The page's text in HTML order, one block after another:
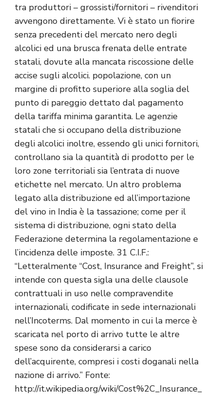
tra produttori – grossisti/fornitori – rivenditori
avvengono direttamente. Vi è stato un fiorire
senza precedenti del mercato nero degli
alcolici ed una brusca frenata delle entrate
statali, dovute alla mancata riscossione delle
accise sugli alcolici. popolazione, con un
margine di profitto superiore alla soglia del
punto di pareggio dettato dal pagamento
della tariffa minima garantita. Le agenzie
statali che si occupano della distribuzione
degli alcolici inoltre, essendo gli unici fornitori,
controllano sia la quantità di prodotto per le
loro zone territoriali sia l’entrata di nuove
etichette nel mercato. Un altro problema
legato alla distribuzione ed all’importazione
del vino in India è la tassazione; come per il
sistema di distribuzione, ogni stato della
Federazione determina la regolamentazione e
l’incidenza delle imposte. 31 C.I.F.:
“Letteralmente “Cost, Insurance and Freight”, si
intende con questa sigla una delle clausole
contrattuali in uso nelle compravendite
internazionali, codificate in sede internazionali
nell’Incoterms. Dal momento in cui la merce è
scaricata nel porto di arrivo tutte le altre
spese sono da considerarsi a carico
dell’acquirente, compresi i costi doganali nella
nazione di arrivo.” Fonte:
http://it.wikipedia.org/wiki/Cost%2C_Insurance_